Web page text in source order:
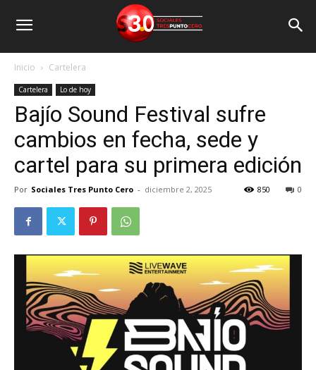
Inicio Cartelera
Cartelera Lo de hoy
Bajío Sound Festival sufre
cambios en fecha, sede y
cartel para su primera edición
Por Sociales Tres Punto Cero - diciembre 2, 2025 0
850